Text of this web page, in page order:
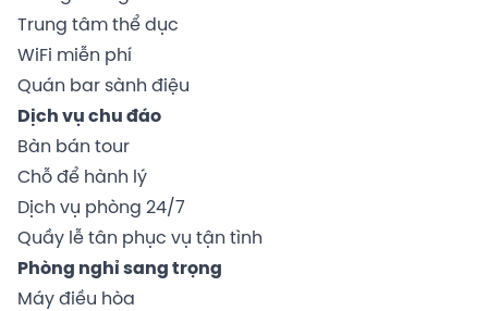
Trung tâm thể dục
WiFi miễn phí
Quán bar sành điệu
Dịch vụ chu đáo
Bàn bán tour
Chỗ để hành lý
Dịch vụ phòng 24/7
Quầy lễ tân phục vụ tận tình
Phòng nghỉ sang trọng
Máy điều hòa